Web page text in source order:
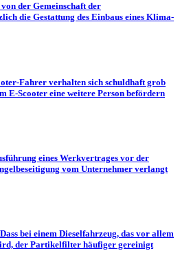
der Gemeinschaft der
die Gestattung des Einbaus eines Klima-
Fahrer verhalten sich schuldhaft grob
E-Scooter eine weitere Person befördern
eines Werkvertrages vor der
vom Unternehmer verlangt
bei einem Dieselfahrzeug, das vor allem
der Partikelfilter häufiger gereinigt